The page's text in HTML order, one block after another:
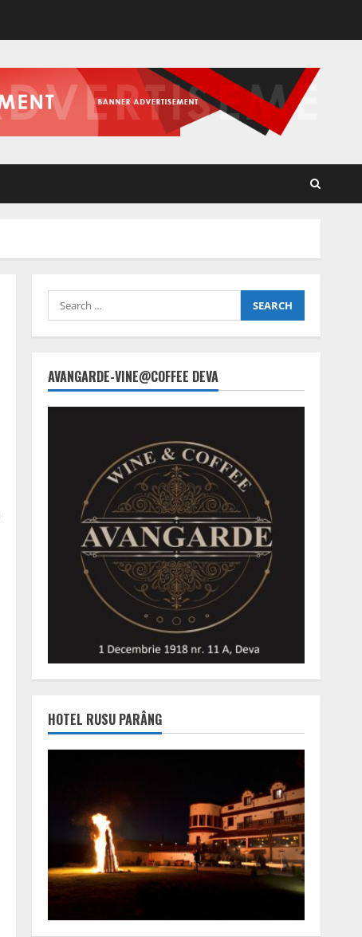
Search
for:
AVANGARDE-VINE@COFFEE DEVA
HOTEL RUSU PARÂNG